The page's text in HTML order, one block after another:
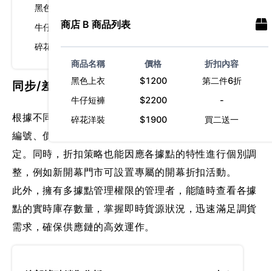
黑色上衣
牛仔短褲
$2200
碎花洋裝
$1900 買二送一
商店 B 商品列表
商品名稱 價格
折扣內容
黑色上衣
$1200
第二件6折
牛仔短褲
$2200
-
碎花洋裝
$1900 買二送一
同步/差異化商品資訊
根據不同據點的需求，管理者可靈活調整各據點的商品
編號、價格及成本資訊，實現一致或差異化的商品設
定。同時，折扣策略也能因應各據點的特性進行個別調
整，例如新開幕門市可設置專屬的開幕折扣活動。
此外，擁有多據點管理權限的管理者，能隨時查看各據
點的實時庫存數量，掌握即時貨源狀況，迅速滿足調貨
需求，確保供應鏈的高效運作。